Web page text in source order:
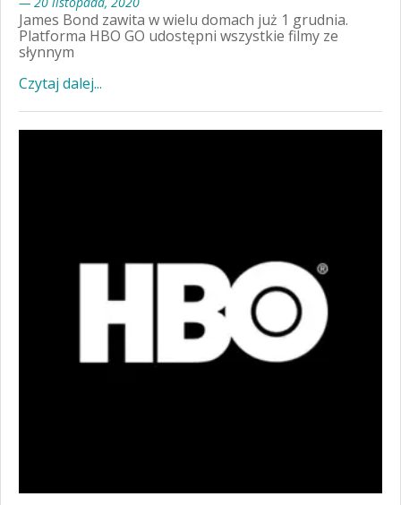
James Bond zawita w wielu domach już 1 grudnia.
Platforma HBO GO udostępni wszystkie filmy ze
słynnym
Czytaj dalej...